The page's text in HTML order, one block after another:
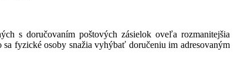
s doručovaním poštových zásielok oveľa rozmanitejšia
fyzické osoby snažia vyhýbať doručeniu im adresovaným